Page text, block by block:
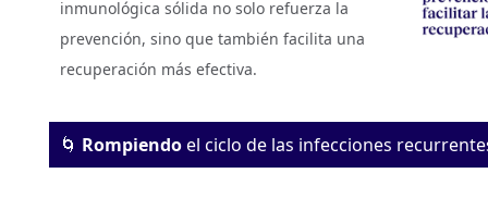
inmunológica sólida no solo refuerza la
prevención, sino que también facilita una
recuperación más efectiva.
🌀 Rompiendoel ciclo de las infecciones